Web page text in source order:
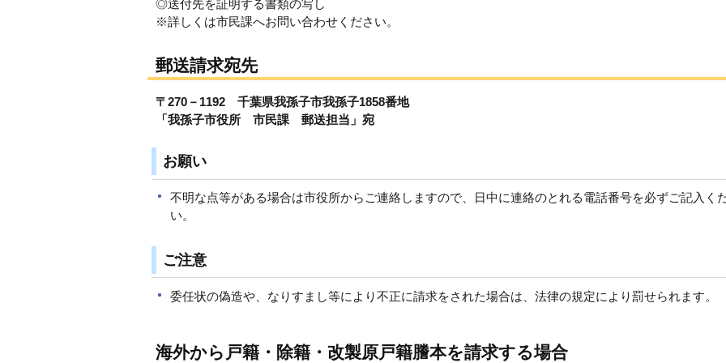
◎送付先を証明する書類の写し
※詳しくは市民課へお問い合わせください。
郵送請求宛先
〒270－1192 千葉県我孫子市我孫子1858番地
「我孫子市役所 市民課 郵送担当」宛
お願い
不明な点等がある場合は市役所からご連絡しますので、日中に連絡のとれる電話番号を必ずご記入く
い。
ご注意
委任状の偽造や、なりすまし等により不正に請求をされた場合は、法律の規定により罰せられます。
海外から戸籍・除籍・改製原戸籍謄本を請求する場合